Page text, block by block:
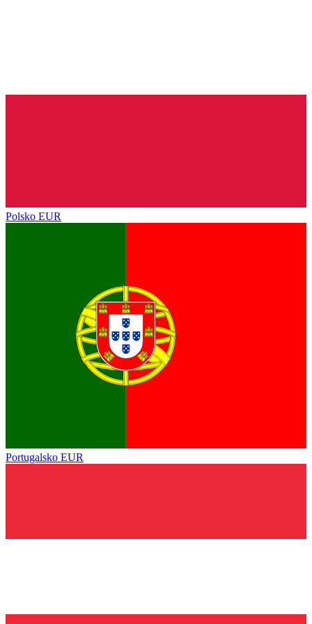
Polsko EUR
Portugalsko EUR